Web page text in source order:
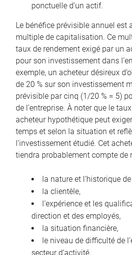
ponctuelle d’un actif.
Le bénéfice prévisible annuel est
multiple de capitalisation. Ce
taux de rendement exigé par un
pour son investissement dans
exemple, un acheteur désireux
de 20 % sur son investissement
prévisible par cinq (1/20 % = 5)
de l’entreprise. À noter que le
acheteur hypothétique peut
temps et selon la situation et
l’investissement étudié. Cet
tiendra probablement compte de
la nature et l’historique de
la clientèle,
l’expérience et les
direction et des employés,
la situation financière,
le niveau de difficulté de
secteur d’activité,